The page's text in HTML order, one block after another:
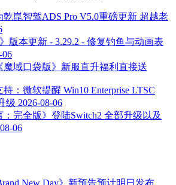
崑智驾ADS Pro V5.0重磅更新 超越老
》版本更新 - 3.29.2 - 修复钓鱼与动画表
06
魔域口袋版》新服直升福利直接送
：微软提醒 Win10 Enterprise LTSC
级 2026-08-06
：完全版》登陆Switch2 全部升级以及
06
New Day》新预告预计明日发布，